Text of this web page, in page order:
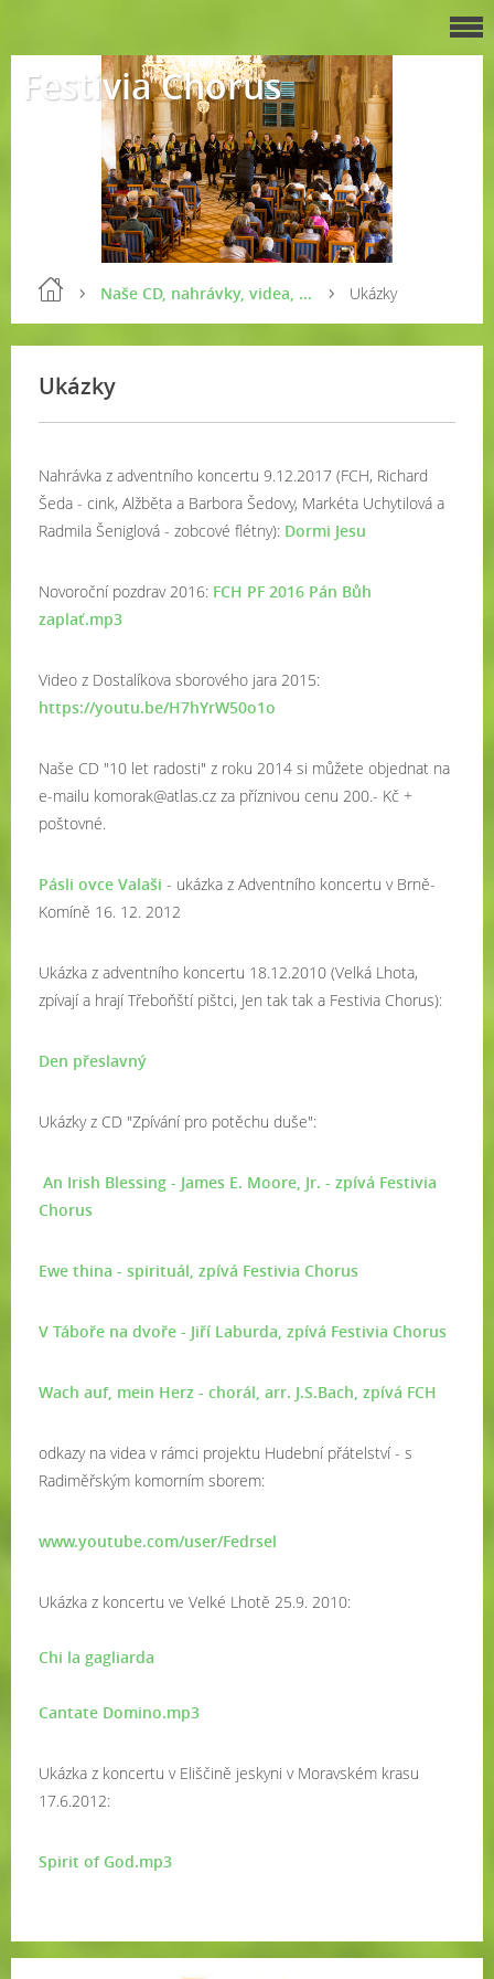
Festivia Chorus
Naše CD, nahrávky, videa, ... Ukázky
Ukázky
Nahrávka z adventního koncertu 9.12.2017 (FCH, Richard
Šeda - cink, Alžběta a Barbora Šedovy, Markéta Uchytilová a
Radmila Šeniglová - zobcové flétny): Dormi Jesu
Novoroční pozdrav 2016: FCH PF 2016 Pán Bůh
zaplať.mp3
Video z Dostalíkova sborového jara 2015:
https://youtu.be/H7hYrW50o1o
Naše CD "10 let radosti" z roku 2014 si můžete objednat na
e-mailu komorak@atlas.cz za příznivou cenu 200.- Kč +
poštovné.
Pásli ovce Valaši - ukázka z Adventního koncertu v Brně-
Komíně 16. 12. 2012
Ukázka z adventního koncertu 18.12.2010 (Velká Lhota,
zpívají a hrají Třeboňští pištci, Jen tak tak a Festivia Chorus):
Den přeslavný
Ukázky z CD "Zpívání pro potěchu duše":
An Irish Blessing - James E. Moore, Jr. - zpívá Festivia
Chorus
Ewe thina - spirituál, zpívá Festivia Chorus
V Táboře na dvoře - Jiří Laburda, zpívá Festivia Chorus
Wach auf, mein Herz - chorál, arr. J.S.Bach, zpívá FCH
odkazy na videa v rámci projektu Hudební přátelství - s
Radiměřským komorním sborem:
www.youtube.com/user/Fedrsel
Ukázka z koncertu ve Velké Lhotě 25.9. 2010:
Chi la gagliarda
Cantate Domino.mp3
Ukázka z koncertu v Eliščině jeskyni v Moravském krasu
17.6.2012:
Spirit of God.mp3